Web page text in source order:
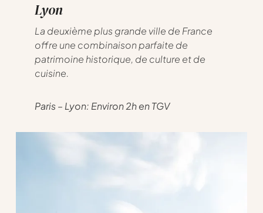
Lyon
La deuxième plus grande ville de France
offre une combinaison parfaite de
patrimoine historique, de culture et de
cuisine.
Paris – Lyon: Environ 2h en TGV